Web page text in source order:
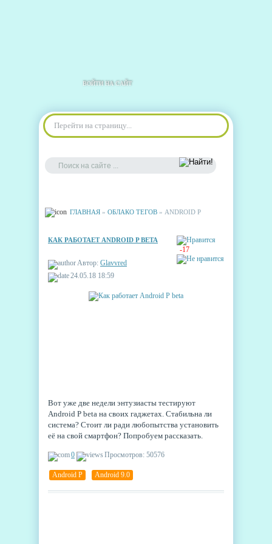
ВОЙТИ НА САЙТ
Перейти на страницу...
ГЛАВНАЯ » ОБЛАКО ТЕГОВ » ANDROID P
-17
КАК РАБОТАЕТ ANDROID P BETA
Автор: Glavvred
24.05.18 18:59
Вот уже две недели энтузиасты тестируют
Android P beta на своих гаджетах. Стабильна ли
система? Стоит ли ради любопытства установить
её на свой смартфон? Попробуем рассказать.
0 Просмотров: 50576
Android P Android 9.0